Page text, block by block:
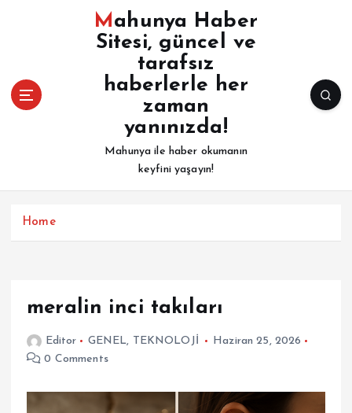
a
Mahunya Haber
Sitesi, güncel ve
tarafsız
haberlerle her
zaman
yanınızda!
Mahunya ile haber okumanın
keyfini yaşayın!
Home
meralin inci takıları
Editor GENEL, TEKNOLOJİ
Haziran 25, 2026
0 Comments